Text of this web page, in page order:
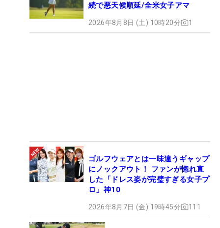
続で悪天候順延/全米女子アマ
2026年8月8日 (土) 10時20分 1
ゴルフウェアとは一味違うギャップ
にノックアウト！ ファンが惚れ直
した「ドレス姿が完璧すぎる女子プ
ロ」神10
2026年8月7日 (金) 19時45分 111